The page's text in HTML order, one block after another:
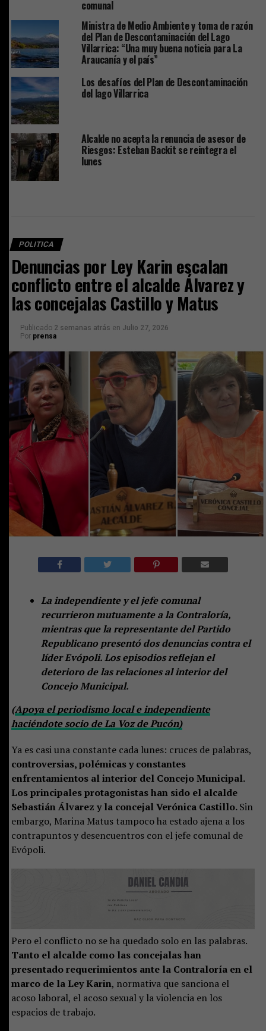
comunal
Ministra de Medio Ambiente y toma de razón
del Plan de Descontaminación del Lago
Villarrica: “Una muy buena noticia para La
Araucanía y el país”
Los desafíos del Plan de Descontaminación
del lago Villarrica
Alcalde no acepta la renuncia de asesor de
Riesgos: Esteban Backit se reintegra el
lunes
POLITICA
Denuncias por Ley Karin escalan
conflicto entre el alcalde Álvarez y
las concejalas Castillo y Matus
Publicado 2 semanas atrás en Julio 27, 2026
Por prensa
La independiente y el jefe comunal
recurrieron mutuamente a la Contraloría,
mientras que la representante del Partido
Republicano presentó dos denuncias contra el
líder Evópoli. Los episodios reflejan el
deterioro de las relaciones al interior del
Concejo Municipal.
(Apoya el periodismo local e independiente
haciéndote socio de La Voz de Pucón)
Ya es casi una constante cada lunes: cruces de palabras,
controversias, polémicas y constantes
enfrentamientos al interior del Concejo Municipal.
Los principales protagonistas han sido el alcalde
Sebastián Álvarez y la concejal Verónica Castillo.Sin
embargo, Marina Matus tampoco ha estado ajena a los
contrapuntos y desencuentros con el jefe comunal de
Evópoli.
Pero el conflicto no se ha quedado solo en las palabras.
Tanto el alcalde como las concejalas han
presentado requerimientos ante la Contraloría en el
marco de la Ley Karin, normativa que sanciona el
acoso laboral, el acoso sexual y la violencia en los
espacios de trabajo.